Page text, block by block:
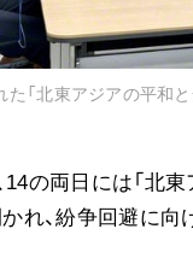
「北東アジアの平和と
14の両日には「北
れ、紛争回避に向